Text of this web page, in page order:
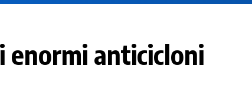
enormi anticicloni